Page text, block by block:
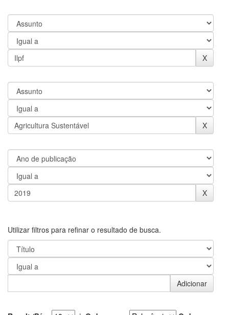
Utilizar filtros para refinar o resultado de busca.